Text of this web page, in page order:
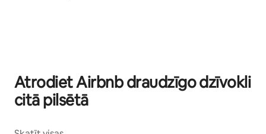
Atrodiet Airbnb draudzīgo dzīvokli
citā pilsētā